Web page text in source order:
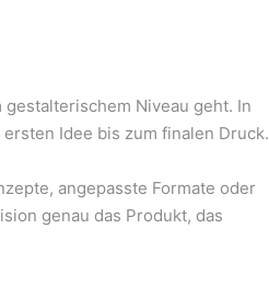
Niveau geht. In
Idee bis zum finalen Druck.
angepasste Formate oder
genau das Produkt, das